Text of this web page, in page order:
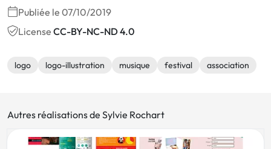
Publiée le 07/10/2019
License CC-BY-NC-ND 4.0
logo logo-illustration musique festival association
Autres réalisations de Sylvie Rochart